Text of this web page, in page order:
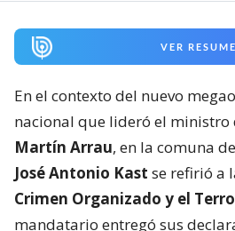
VER
En el contexto del nuevo
nacional que lideró el ministro
Martín Arrau, en la comuna
José Antonio Kast se refirió a
Crimen Organizado y el
mandatario entregó sus